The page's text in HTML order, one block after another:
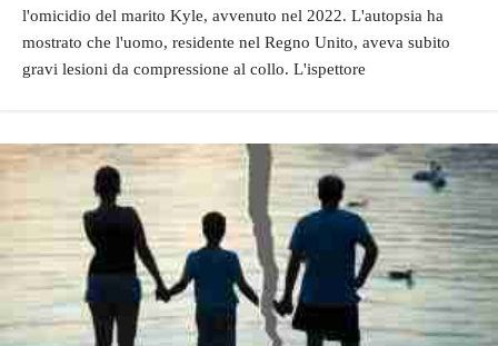
l'omicidio del marito Kyle, avvenuto nel 2022. L'autopsia ha
mostrato che l'uomo, residente nel Regno Unito, aveva subito
gravi lesioni da compressione al collo. L'ispettore